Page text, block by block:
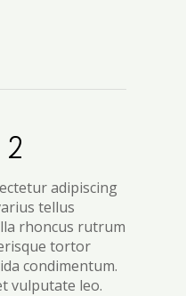
adipiscing
tellus
rhoncus rutrum
tortor
condimentum.
vulputate leo.